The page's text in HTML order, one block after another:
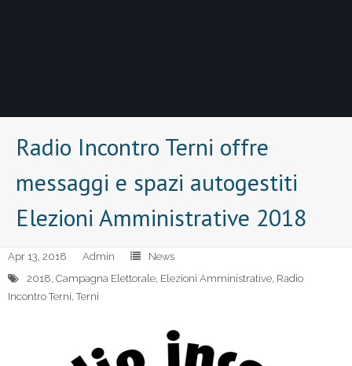
Radio Incontro Terni offre
messaggi e spazi autogestiti
Elezioni Amministrative 2018
Apr 13, 2018 Admin
News
2018, Campagna Elettorale, Elezioni Amministrative, Radio
Incontro Terni,Terni